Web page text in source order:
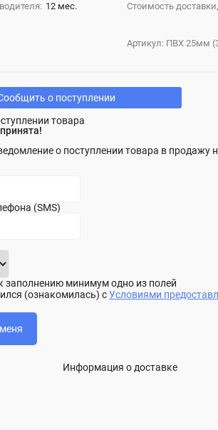
12 мес. Стоимость
Артикул: ПВХ 25мм
о поступлении
товара
о поступлении товара в продажу
(SMS)
заполнению минимум одно из полей
(ознакомилась) сУсловиями
Информация о доставке